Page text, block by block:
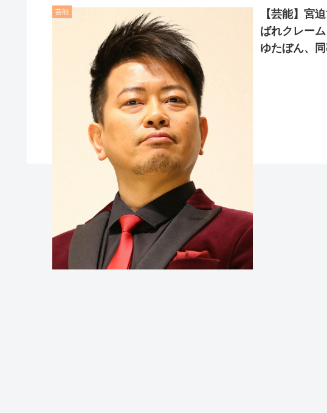
Powered by livedoor 相互RSS
芸能
【芸能】宮
ばれクレー
ゆたぼん、